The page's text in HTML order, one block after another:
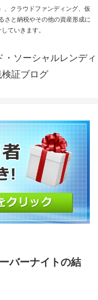
、クラウドファンディング、仮
さと納税やその他の資産形成に
ていきます。
・ソーシャルレンディ
証ブログ
バーナイトの結